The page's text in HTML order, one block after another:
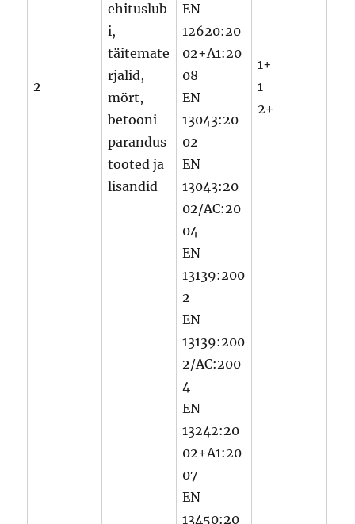
2
ehituslub
i,
täitemate
rjalid,
mört,
betooni
parandus
tooted ja
lisandid
EN
12620:20
02+A1:20
08
EN
13043:20
02
EN
13043:20
02/AC:20
04
EN
13139:200
2
EN
13139:200
2/AC:200
4
EN
13242:20
02+A1:20
07
EN
13450:20
1+
1
2+